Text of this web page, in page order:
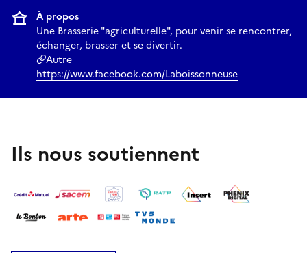
À propos
Une Brasserie "agriculturelle", pour venir se rencontrer,
échanger, brasser et se divertir.
Autre
https://www.facebook.com/Laboissonneuse
Ils nous soutiennent